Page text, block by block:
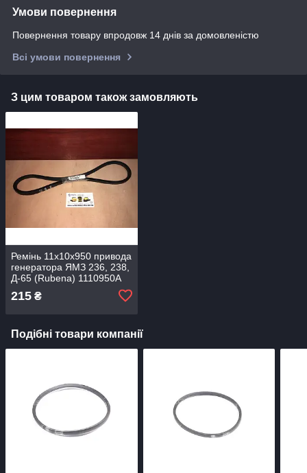
Умови повернення
Повернення товару впродовж 14 днів за домовленістю
Всі умови повернення
З цим товаром також замовляють
Ремінь 11х10х950 привода
генератора ЯМЗ 236, 238,
Д-65 (Rubena) 1110950A
215 ₴
Подібні товари компанії